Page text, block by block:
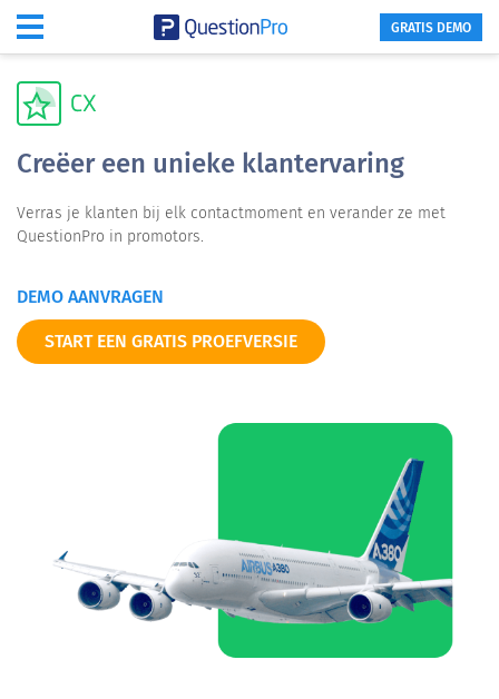
GRATIS DEMO
Creëer een unieke klantervaring
Verras je klanten bij elk contactmoment en verander ze met
QuestionPro in promotors.
DEMO AANVRAGEN
START EEN GRATIS PROEFVERSIE